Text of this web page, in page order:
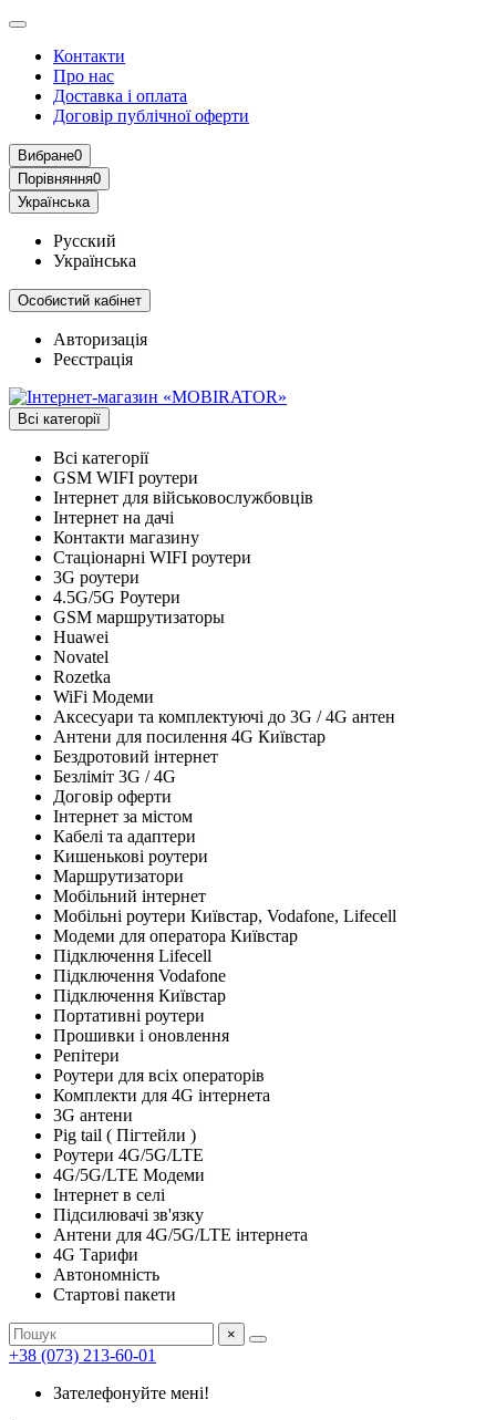
Контакти
Про нас
Доставка і оплата
Договір публічної оферти
Вибране0
Порівняння0
Українська
Русский
Українська
Особистий кабінет
Авторизація
Реєстрація
Всі категорії
Всі категорії
GSM WIFI роутери
Інтернет для військовослужбовців
Інтернет на дачі
Контакти магазину
Стаціонарні WIFI роутери
3G роутери
4.5G/5G Роутери
GSM маршрутизаторы
Huawei
Novatel
Rozetka
WiFi Модеми
Аксесуари та комплектуючі до 3G / 4G антен
Антени для посилення 4G Київстар
Бездротовий інтернет
Безліміт 3G / 4G
Договір оферти
Інтернет за містом
Кабелі та адаптери
Кишенькові роутери
Маршрутизатори
Мобільний інтернет
Мобільні роутери Київстар, Vodafone, Lifecell
Модеми для оператора Київстар
Підключення Lifecell
Підключення Vodafone
Підключення Київстар
Портативні роутери
Прошивки і оновлення
Репітери
Роутери для всіх операторів
Комплекти для 4G інтернета
3G антени
Pig tail ( Пігтейли )
Роутери 4G/5G/LTE
4G/5G/LTE Модеми
Інтернет в селі
Підсилювачі зв'язку
Антени для 4G/5G/LTE інтернета
4G Тарифи
Автономність
Стартові пакети
×
+38 (073) 213-60-01
Зателефонуйте мені!